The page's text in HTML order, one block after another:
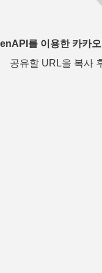
를 이용한 카카
공유할 URL을 복사